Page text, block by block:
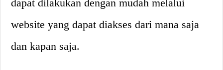
dapat dilakukan dengan mudah melalui
website yang dapat diakses dari mana saja
dan kapan saja.